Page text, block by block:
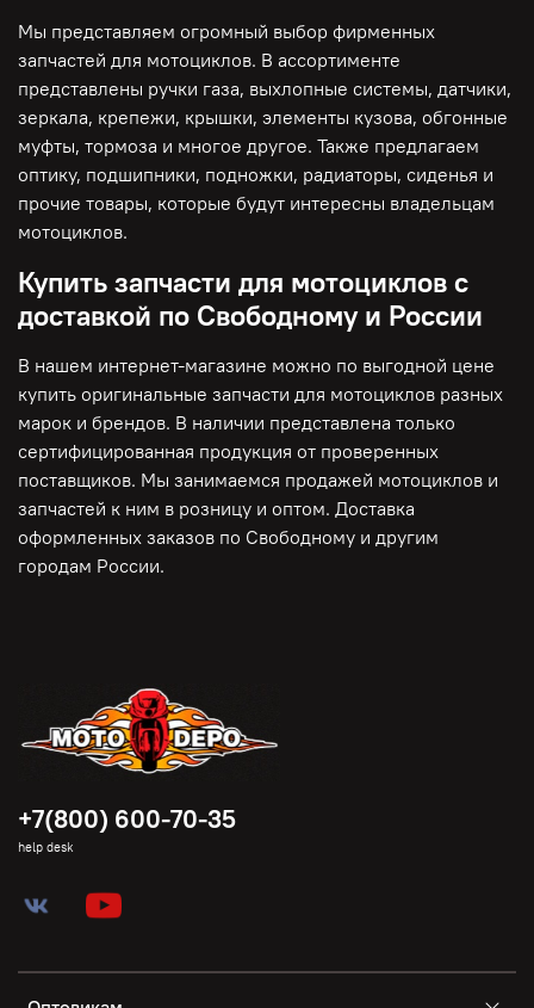
Мы представляем огромный выбор фирменных
запчастей для мотоциклов. В ассортименте
представлены ручки газа, выхлопные системы, датчики,
зеркала, крепежи, крышки, элементы кузова, обгонные
муфты, тормоза и многое другое. Также предлагаем
оптику, подшипники, подножки, радиаторы, сиденья и
прочие товары, которые будут интересны владельцам
мотоциклов.
Купить запчасти для мотоциклов с
доставкой по Свободному и России
В нашем интернет-магазине можно по выгодной цене
купить оригинальные запчасти для мотоциклов разных
марок и брендов. В наличии представлена только
сертифицированная продукция от проверенных
поставщиков. Мы занимаемся продажей мотоциклов и
запчастей к ним в розницу и оптом. Доставка
оформленных заказов по Свободному и другим
городам России.
+7(800) 600-70-35
help desk